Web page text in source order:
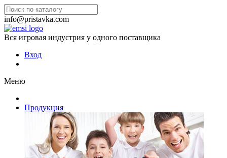
info@pristavka.com
Вся игровая индустрия у одного поставщика
Вход
Меню
Продукция